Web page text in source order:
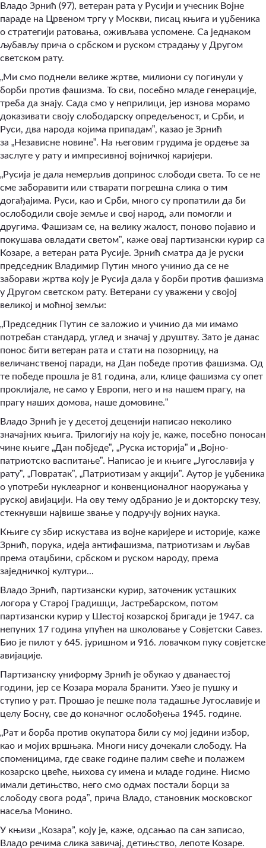
Владо Зрнић (97), ветеран рата у Русији и учесник Војне
параде на Црвеном тргу у Москви, писац књига и уџбеника
о стратегији ратовања, оживљава успомене. Са једнаком
љубављу прича о србском и руском страдању у Другом
светском рату.
„Ми смо поднели велике жртве, милиони су погинули у
борби против фашизма. То сви, посебно младе генерације,
треба да знају. Сада смо у неприлици, јер изнова морамо
доказивати своју слободарску опредељеност, и Срби, и
Руси, два народа којима припадам”, казао је Зрнић
за „Независне новине”. На његовим грудима је ордење за
заслуге у рату и импресивној војничкој каријери.
„Русија је дала немерљив допринос слободи света. То се не
сме заборавити или стварати погрешна слика о тим
догађајима. Руси, као и Срби, много су пропатили да би
ослободили своје земље и свој народ, али помогли и
другима. Фашизам се, на велику жалост, поново појавио и
покушава овладати светом”, каже овај партизански курир са
Козаре, а ветеран рата Русије. Зрнић сматра да је руски
председник Владимир Путин много учинио да се не
заборави жртва коју је Русија дала у борби против фашизма
у Другом светском рату. Ветерани су уважени у својој
великој и моћној земљи:
„Председник Путин се заложио и учинио да ми имамо
потребан стандард, углед и значај у друштву. Зато је данас
понос бити ветеран рата и стати на позорницу, на
величанственој паради, на Дан победе против фашизма. Од
те победе прошла је 81 година, али, клице фашизма су опет
проклијале, не само у Европи, него и на нашем прагу, на
прагу наших домова, наше домовине.”
Владо Зрнић је у десетој деценији написао неколико
значајних књига. Трилогију на коју је, каже, посебно поносан
чине књиге „Дан побједе”, „Руска историја” и „Војно-
патриотско васпитање”. Написао је и књиге „Југославија у
рату”, „Повратак”, „Патриотизам у акцији”. Аутор је уџбеника
о употреби нуклеарног и конвенционалног наоружања у
руској авијацији. На ову тему одбранио је и докторску тезу,
стекнувши највише звање у подручју војних наука.
Књиге су збир искустава из војне каријере и историје, каже
Зрнић, порука, идеја антифашизма, патриотизам и љубав
према отаџбини, србском и руском народу, према
заједничкој култури...
Владо Зрнић, партизански курир, заточеник усташких
логора у Старој Градишци, Јастребарском, потом
партизански курир у Шестој козарској бригади је 1947. са
непуних 17 година упућен на школовање у Совјетски Савез.
Био је пилот у 645. јуришном и 916. ловачком пуку совјетске
авијације.
Партизанску униформу Зрнић је обукао у дванаестој
години, јер се Козара морала бранити. Узео је пушку и
ступио у рат. Прошао је пешке пола тадашње Југославије и
целу Босну, све до коначног ослобођења 1945. године.
„Рат и борба против окупатора били су мој једини избор,
као и мојих вршњака. Многи нису дочекали слободу. На
споменицима, где сваке године палим свеће и полажем
козарско цвеће, њихова су имена и младе године. Нисмо
имали детињство, него смо одмах постали борци за
слободу свога рода”, прича Владо, становник московског
насеља Монино.
У књизи „Козара”, коју је, каже, одсањао па сан записао,
Владо речима слика завичај, детињство, лепоте Козаре.